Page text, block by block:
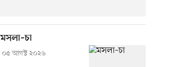
মসলা–চা
০৫ আগস্ট ২০২৬